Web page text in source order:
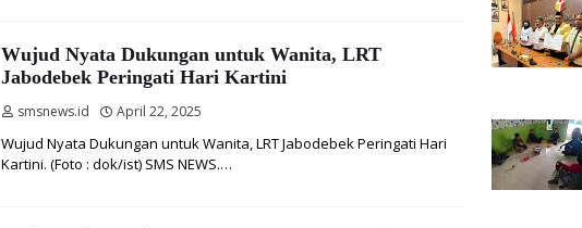
Wujud Nyata Dukungan untuk Wanita, LRT
Jabodebek Peringati Hari Kartini
smsnews.id April 22, 2025
Wujud Nyata Dukungan untuk Wanita, LRT Jabodebek Peringati Hari
Kartini. (Foto : dok/ist) SMS NEWS.…